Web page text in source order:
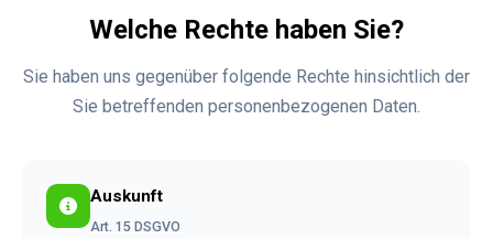
Welche Rechte haben Sie?
Sie haben uns gegenüber folgende Rechte hinsichtlich der
Sie betreffenden personenbezogenen Daten.
Auskunft
Art. 15 DSGVO